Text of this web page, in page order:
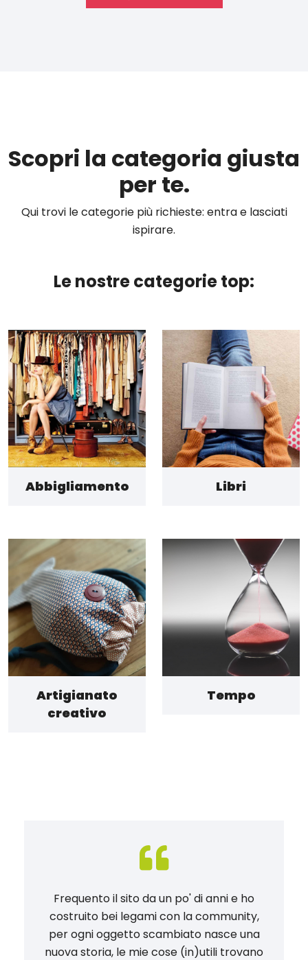
Scopri la categoria giusta
per te.
Qui trovi le categorie più richieste: entra e lasciati
ispirare.
Le nostre categorie top:
Abbigliamento Libri
Artigianato
creativo
Tempo
Frequento il sito da un po' di anni e ho
costruito bei legami con la community,
per ogni oggetto scambiato nasce una
nuova storia, le mie cose (in)utili trovano